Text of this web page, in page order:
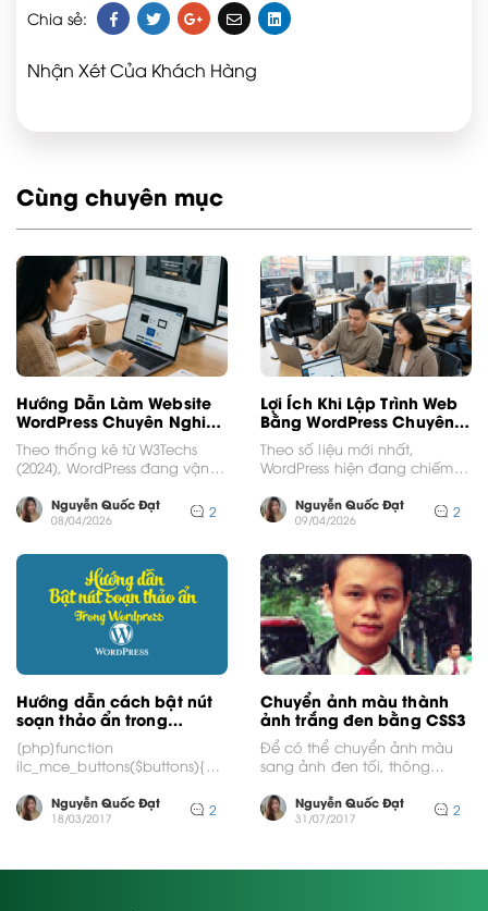
Chia sẻ:
Nhận Xét Của Khách Hàng
Cùng chuyên mục
Hướng Dẫn Làm Website
WordPress Chuyên Nghiệp
Từ A Đến Z
Theo thống kê từ W3Techs
(2024), WordPress đang vận
web trên toàn...
Nguyễn Quốc Đạt
08/04/2026 2
Lợi Ích Khi Lập Trình Web
Bằng WordPress Chuyên
Nghiệp
Theo số liệu mới nhất,
WordPress hiện đang chiếm
toàn cầu, một...
Nguyễn Quốc Đạt
09/04/2026 2
Hướng dẫn cách bật nút
soạn thảo ẩn trong
wordpress
[php]function
ilc_mce_buttons($buttons){
"backcolor", "anchor", "hr",
"sub", "sup", "fontselect",
add_filter("mce_buttons",
Nguyễn Quốc Đạt
18/03/2017 2
Chuyển ảnh màu thành
ảnh trắng đen bằng CSS3
Để có thể chuyển ảnh màu
sang ảnh đen tối, thông
photoshop để chỉnh...
Nguyễn Quốc Đạt
31/07/2017 2